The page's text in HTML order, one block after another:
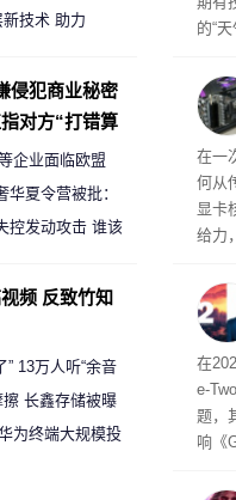
的“
用
的是
内
42℃
在一
何从
显卡
给力
或
在
e-
题，
响《
技术 助力
侵犯商业秘密
对方“打错算
企业面临欧盟
法权限审查
夏令营被批：
托邦”
控发动攻击 谁该
频 反致竹知
” 13万人听“余音
长鑫存储被曝
出研发基地
为终端大规模投